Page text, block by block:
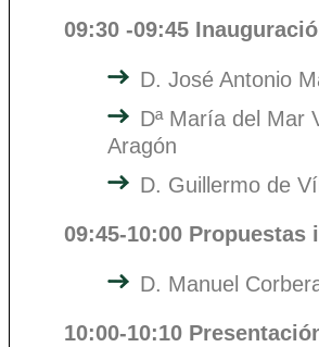
09:30 -09:45
D. José Antonio
Dª María del Mar
Aragón
D. Guillermo de
09:45-10:00
D. Manuel
10:00-10:10